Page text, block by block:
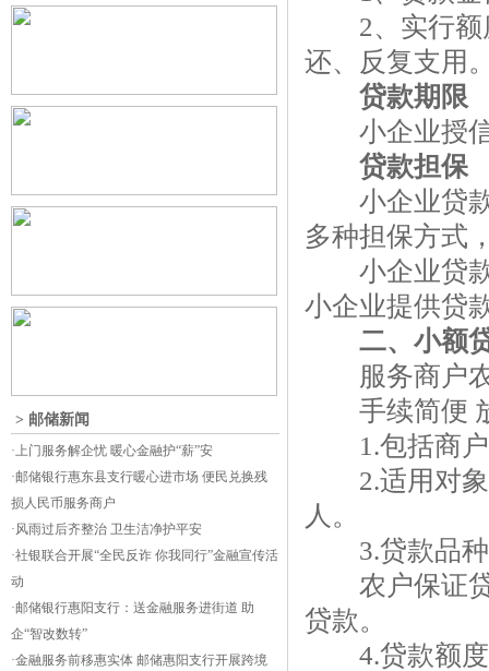
> 邮储新闻
·上门服务解企忧 暖心金融护“薪”安
·邮储银行惠东县支行暖心进市场 便民兑换残
损人民币服务商户
·风雨过后齐整治 卫生洁净护平安
·社银联合开展“全民反诈 你我同行”金融宣传活
动
·邮储银行惠阳支行：送金融服务进街道 助
企“智改数转”
·金融服务前移惠实体 邮储惠阳支行开展跨境
2、实行额度
还、反复支用
贷款期限
小企业授信
贷款担保
小企业贷款
多种担保方式
小企业贷款
小企业提供贷
二、小额
服务商户农
手续简便
1.包括商户
2.适用对象
人。
3.贷款品种
农户保证贷
贷款。
4.贷款额度